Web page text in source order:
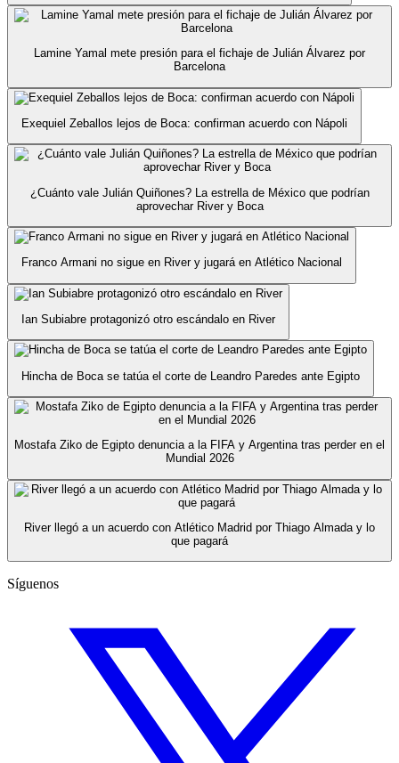
Lamine Yamal mete presión para el fichaje de Julián Álvarez por
Barcelona
Exequiel Zeballos lejos de Boca: confirman acuerdo con Nápoli
¿Cuánto vale Julián Quiñones? La estrella de México que podrían
aprovechar River y Boca
Franco Armani no sigue en River y jugará en Atlético Nacional
Ian Subiabre protagonizó otro escándalo en River
Hincha de Boca se tatúa el corte de Leandro Paredes ante Egipto
Mostafa Ziko de Egipto denuncia a la FIFA y Argentina tras perder en el
Mundial 2026
River llegó a un acuerdo con Atlético Madrid por Thiago Almada y lo
que pagará
Síguenos